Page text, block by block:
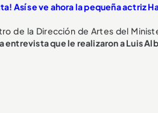
Así se ve ahora la pequeña actriz
de la Dirección de Artes del
que le realizaron a Luis